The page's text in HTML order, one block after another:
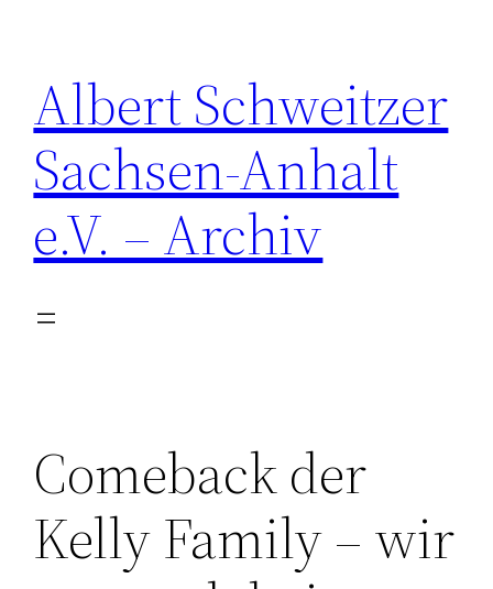
springen
Albert Schweitzer
Sachsen-Anhalt
e.V. – Archiv
Comeback der
Kelly Family – wir